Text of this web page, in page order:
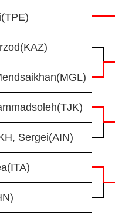
Sergei(AIN)